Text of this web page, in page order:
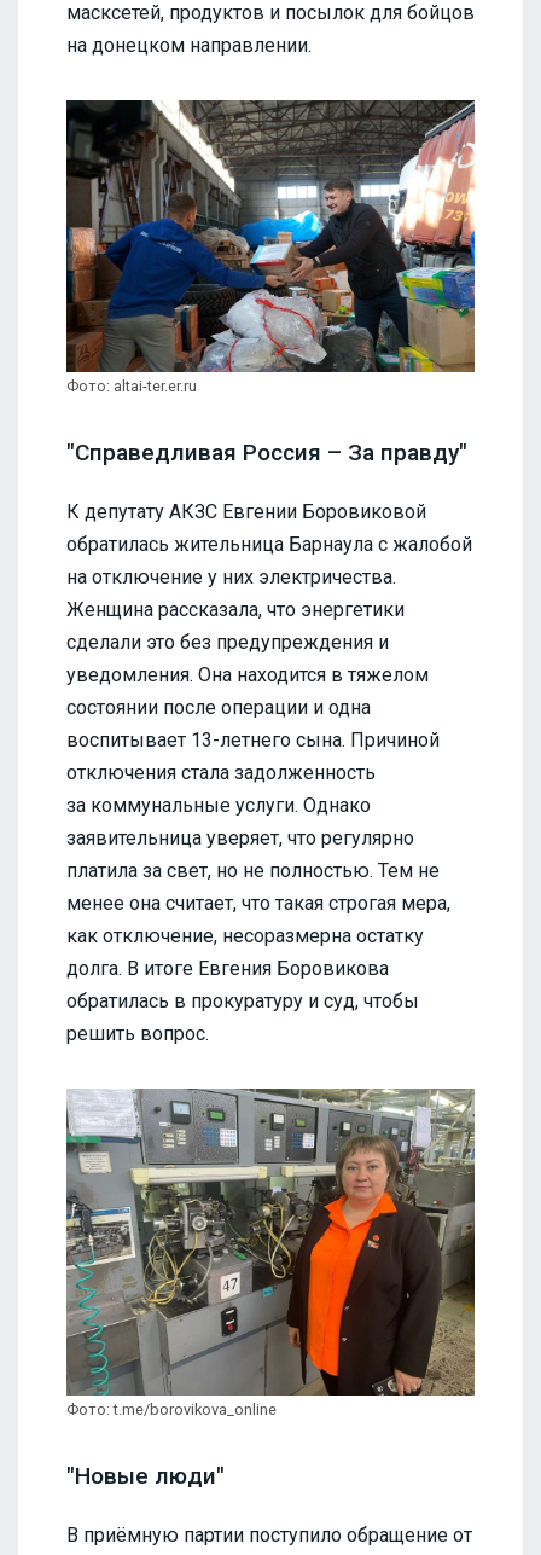
масксетей, продуктов и посылок для бойцов
на донецком направлении.
Фото: altai-ter.er.ru
"Справедливая Россия – За правду"
К депутату АКЗС Евгении Боровиковой
обратилась жительница Барнаула с жалобой
на отключение у них электричества.
Женщина рассказала, что энергетики
сделали это без предупреждения и
уведомления. Она находится в тяжелом
состоянии после операции и одна
воспитывает 13-летнего сына. Причиной
отключения стала задолженность
за коммунальные услуги. Однако
заявительница уверяет, что регулярно
платила за свет, но не полностью. Тем не
менее она считает, что такая строгая мера,
как отключение, несоразмерна остатку
долга. В итоге Евгения Боровикова
обратилась в прокуратуру и суд, чтобы
решить вопрос.
Фото: t.me/borovikova_online
"Новые люди"
В приёмную партии поступило обращение от